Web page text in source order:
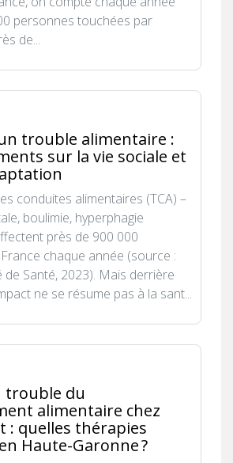
personnes touchées par
de...
trouble alimentaire :
sur la vie sociale et
conduites alimentaires (TCA) –
boulimie, hyperphagie
près de 900 000
chaque année (source :
Santé, 2023). Mais derrière
ne se résume pas à la sant...
trouble du
alimentaire chez
: quelles thérapies
Haute-Garonne ?